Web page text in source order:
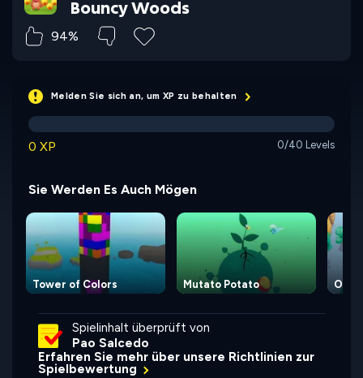
Bouncy Woods
94%
Melden Sie sich an, um XP zu behalten
0 XP 0/40 Levels
Sie Werden Es Auch Mögen
Tower of Colors Mutato Potato Om
Spielinhalt überprüft von
Pao Salcedo
Erfahren Sie mehr über unsere Richtlinien zur
Spielbewertung